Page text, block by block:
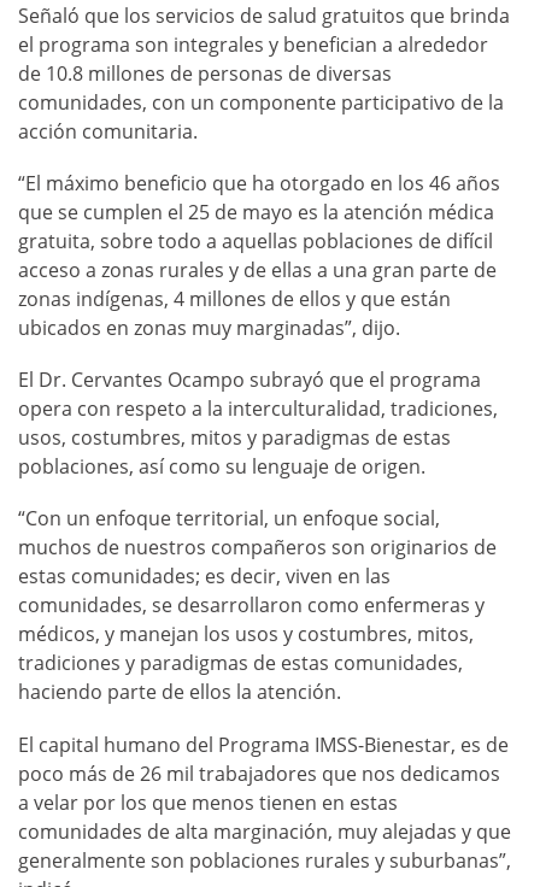
Señaló que los servicios de salud gratuitos que brinda
el programa son integrales y benefician a alrededor
de 10.8 millones de personas de diversas
comunidades, con un componente participativo de la
acción comunitaria.
“El máximo beneficio que ha otorgado en los 46 años
que se cumplen el 25 de mayo es la atención médica
gratuita, sobre todo a aquellas poblaciones de difícil
acceso a zonas rurales y de ellas a una gran parte de
zonas indígenas, 4 millones de ellos y que están
ubicados en zonas muy marginadas”, dijo.
El Dr. Cervantes Ocampo subrayó que el programa
opera con respeto a la interculturalidad, tradiciones,
usos, costumbres, mitos y paradigmas de estas
poblaciones, así como su lenguaje de origen.
“Con un enfoque territorial, un enfoque social,
muchos de nuestros compañeros son originarios de
estas comunidades; es decir, viven en las
comunidades, se desarrollaron como enfermeras y
médicos, y manejan los usos y costumbres, mitos,
tradiciones y paradigmas de estas comunidades,
haciendo parte de ellos la atención.
El capital humano del Programa IMSS-Bienestar, es de
poco más de 26 mil trabajadores que nos dedicamos
a velar por los que menos tienen en estas
comunidades de alta marginación, muy alejadas y que
generalmente son poblaciones rurales y suburbanas”,